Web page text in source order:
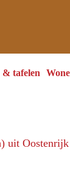
tafelen
uit